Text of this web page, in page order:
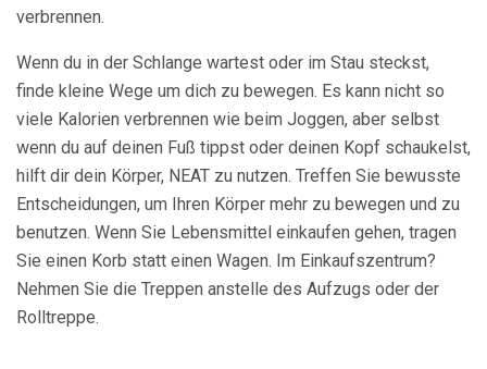
verbrennen.
Wenn du in der Schlange wartest oder im Stau steckst,
finde kleine Wege um dich zu bewegen. Es kann nicht so
viele Kalorien verbrennen wie beim Joggen, aber selbst
wenn du auf deinen Fuß tippst oder deinen Kopf schaukelst,
hilft dir dein Körper, NEAT zu nutzen. Treffen Sie bewusste
Entscheidungen, um Ihren Körper mehr zu bewegen und zu
benutzen. Wenn Sie Lebensmittel einkaufen gehen, tragen
Sie einen Korb statt einen Wagen. Im Einkaufszentrum?
Nehmen Sie die Treppen anstelle des Aufzugs oder der
Rolltreppe.